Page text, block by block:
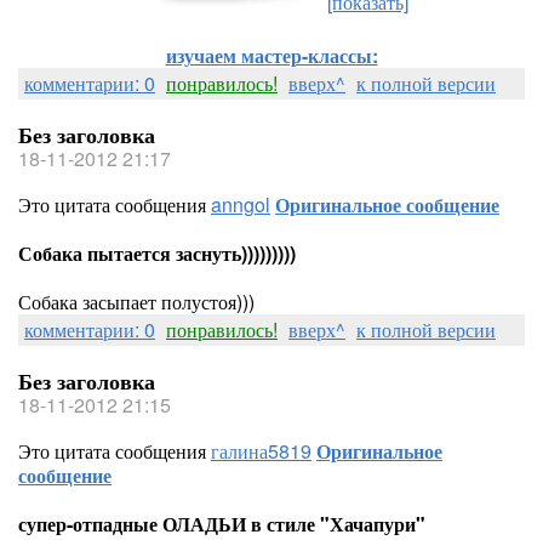
изучаем мастер-классы:
комментарии: 0 понравилось! вверх^ к полной версии
Без заголовка
18-11-2012 21:17
Это цитата сообщенияanngol Оригинальное сообщение
Собака пытается заснуть)))))))))
Собака засыпает полустоя)))
комментарии: 0 понравилось! вверх^ к полной версии
Без заголовка
18-11-2012 21:15
Это цитата сообщениягалина5819 Оригинальное
сообщение
супер-отпадные ОЛАДЬИ в стиле "Хачапури"